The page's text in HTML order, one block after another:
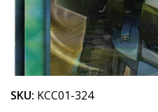
SKU: KCC01-324